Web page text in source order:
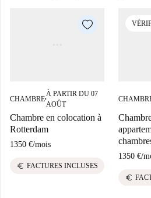
CHAMBRE■
À PARTIR DU 07
AOÛT
Chambre en colocation à
Rotterdam
1350 €/mois
euro FACTURES INCLUSES
1350 €/
euro